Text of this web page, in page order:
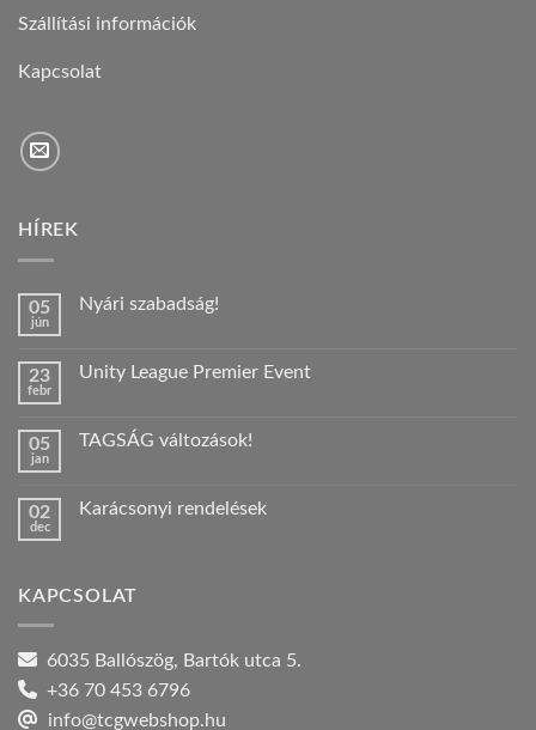
Szállítási információk
Kapcsolat
HÍREK
05
jún
Nyári szabadság!
Nyári
23
febr
Unity League Premier Event
Unity
bejegyzéshez
05
jan
TAGSÁG változások!
TAGSÁG
02
dec
Karácsonyi rendelések
rendelések
KAPCSOLAT
6035 Ballószög, Bartók utca 5.
+36 70 453 6796
info@tcgwebshop.hu